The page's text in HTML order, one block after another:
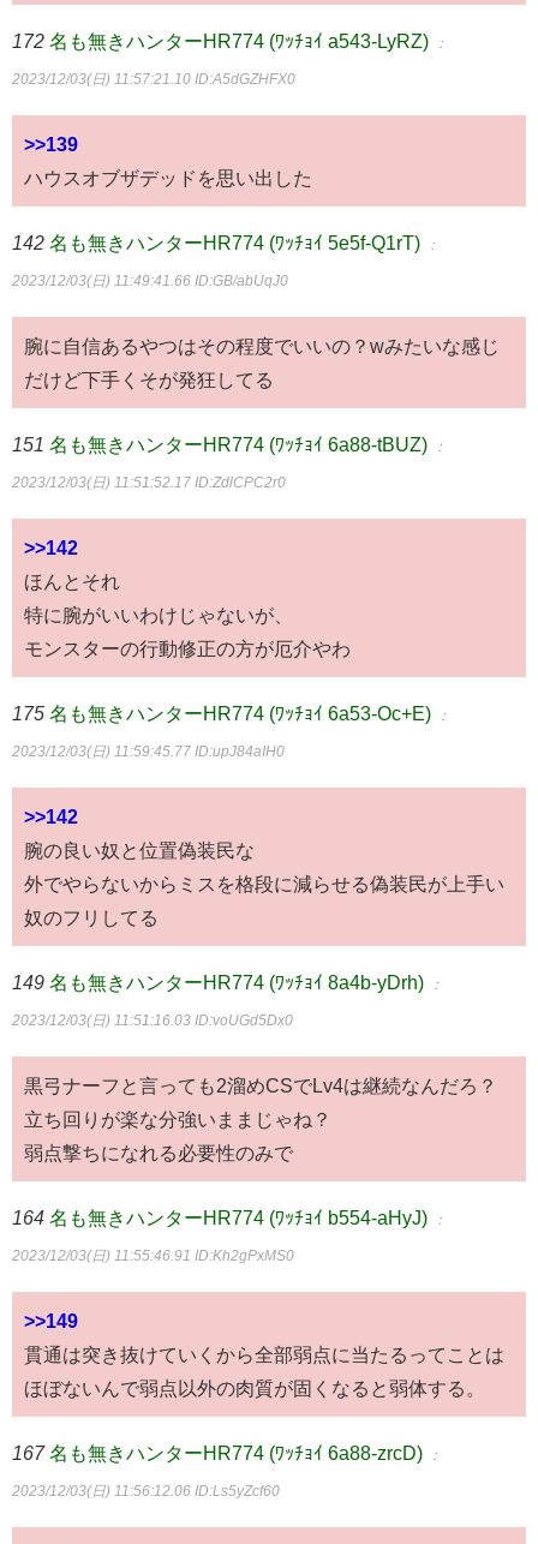
172 名も無きハンターHR774 (ﾜｯﾁｮｲ a543-LyRZ) ：
2023/12/03(日) 11:57:21.10 ID:A5dGZHFX0
>>139
ハウスオブザデッドを思い出した
142 名も無きハンターHR774 (ﾜｯﾁｮｲ 5e5f-Q1rT) ：
2023/12/03(日) 11:49:41.66 ID:GB/abUqJ0
腕に自信あるやつはその程度でいいの？wみたいな感じ
だけど下手くそが発狂してる
151 名も無きハンターHR774 (ﾜｯﾁｮｲ 6a88-tBUZ) ：
2023/12/03(日) 11:51:52.17 ID:ZdlCPC2r0
>>142
ほんとそれ
特に腕がいいわけじゃないが、
モンスターの行動修正の方が厄介やわ
175 名も無きハンターHR774 (ﾜｯﾁｮｲ 6a53-Oc+E) ：
2023/12/03(日) 11:59:45.77 ID:upJ84aIH0
>>142
腕の良い奴と位置偽装民な
外でやらないからミスを格段に減らせる偽装民が上手い
奴のフリしてる
149 名も無きハンターHR774 (ﾜｯﾁｮｲ 8a4b-yDrh) ：
2023/12/03(日) 11:51:16.03 ID:voUGd5Dx0
黒弓ナーフと言っても2溜めCSでLv4は継続なんだろ？
立ち回りが楽な分強いままじゃね？
弱点撃ちになれる必要性のみで
164 名も無きハンターHR774 (ﾜｯﾁｮｲ b554-aHyJ) ：
2023/12/03(日) 11:55:46.91 ID:Kh2gPxMS0
>>149
貫通は突き抜けていくから全部弱点に当たるってことは
ほぼないんで弱点以外の肉質が固くなると弱体する。
167 名も無きハンターHR774 (ﾜｯﾁｮｲ 6a88-zrcD) ：
2023/12/03(日) 11:56:12.06 ID:Ls5yZcf60